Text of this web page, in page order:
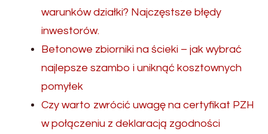
warunków działki? Najczęstsze błędy
inwestorów.
Betonowe zbiorniki na ścieki – jak wybrać
najlepsze szambo i uniknąć kosztownych
pomyłek
Czy warto zwrócić uwagę na certyfikat PZH
w połączeniu z deklaracją zgodności